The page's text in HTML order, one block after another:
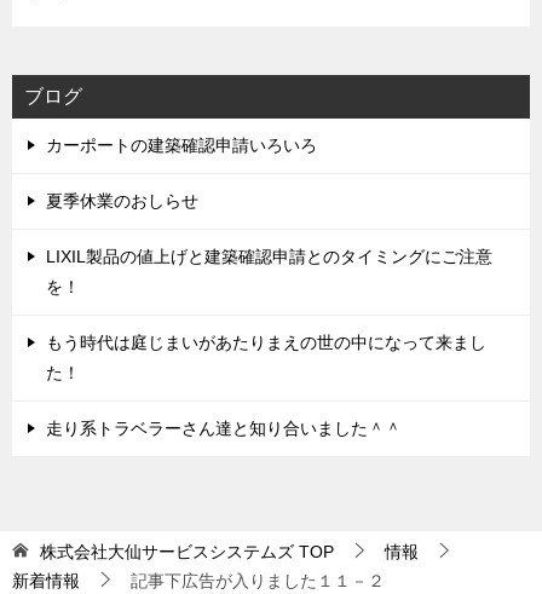
ブログ
カーポートの建築確認申請いろいろ
夏季休業のおしらせ
LIXIL製品の値上げと建築確認申請とのタイミングにご注意
を！
もう時代は庭じまいがあたりまえの世の中になって来まし
た！
走り系トラベラーさん達と知り合いました＾＾
株式会社大仙サービスシステムズ TOP
情報
新着情報
記事下広告が入りました１１－２